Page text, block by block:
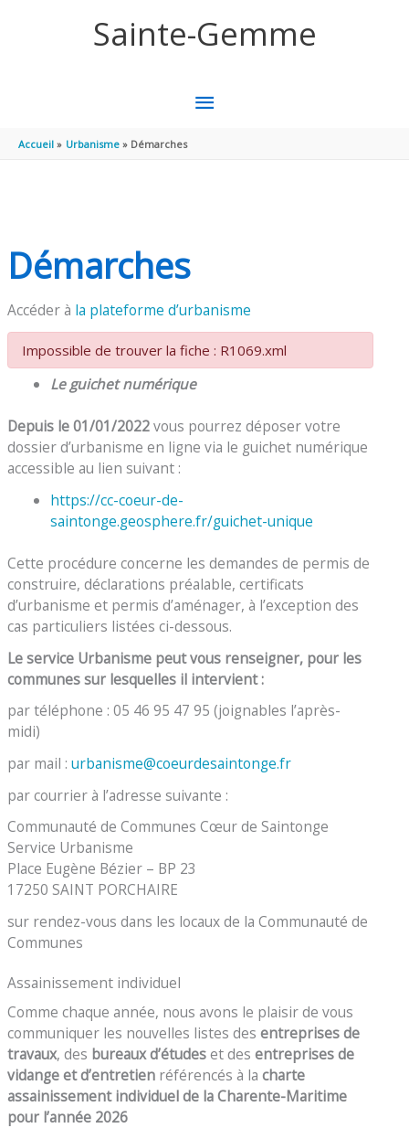
Sainte-Gemme
MENU
Accueil Urbanisme Démarches
Démarches
Accéder à la plateforme d’urbanisme
Impossible de trouver la fiche : R1069.xml
Le guichet numérique
Depuis le 01/01/2022vous pourrez déposer votre
dossier d’urbanisme en ligne via le guichet numérique
accessible au lien suivant :
https://cc-coeur-de-
saintonge.geosphere.fr/guichet-unique
Cette procédure concerne les demandes de permis de
construire, déclarations préalable, certificats
d’urbanisme et permis d’aménager, à l’exception des
cas particuliers listées ci-dessous.
Le service Urbanisme peut vous renseigner, pour les
communes sur lesquelles il intervient :
par téléphone : 05 46 95 47 95 (joignables l’après-
midi)
par mail :urbanisme@coeurdesaintonge.fr
par courrier à l’adresse suivante :
Communauté de Communes Cœur de Saintonge
Service Urbanisme
Place Eugène Bézier – BP 23
17250 SAINT PORCHAIRE
sur rendez-vous dans les locaux de la Communauté de
Communes
Assainissement individuel
Comme chaque année, nous avons le plaisir de vous
communiquer les nouvelles listes desentreprises de
travaux, des bureaux d’étudeset desentreprises de
vidange et d’entretien référencés à lacharte
assainissement individuel de la Charente-Maritime
pour l’année 2026